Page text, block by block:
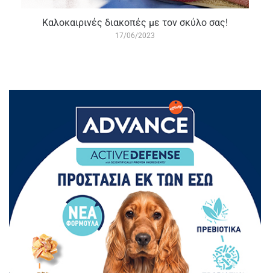
Καλοκαιρινές διακοπές με τον σκύλο σας!
17/06/2023